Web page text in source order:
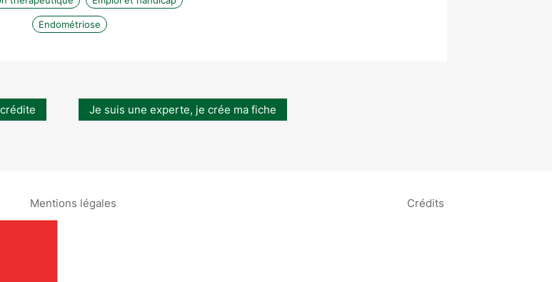
Endométriose
Je suis une experte, je crée ma fiche
Mentions légales Crédits